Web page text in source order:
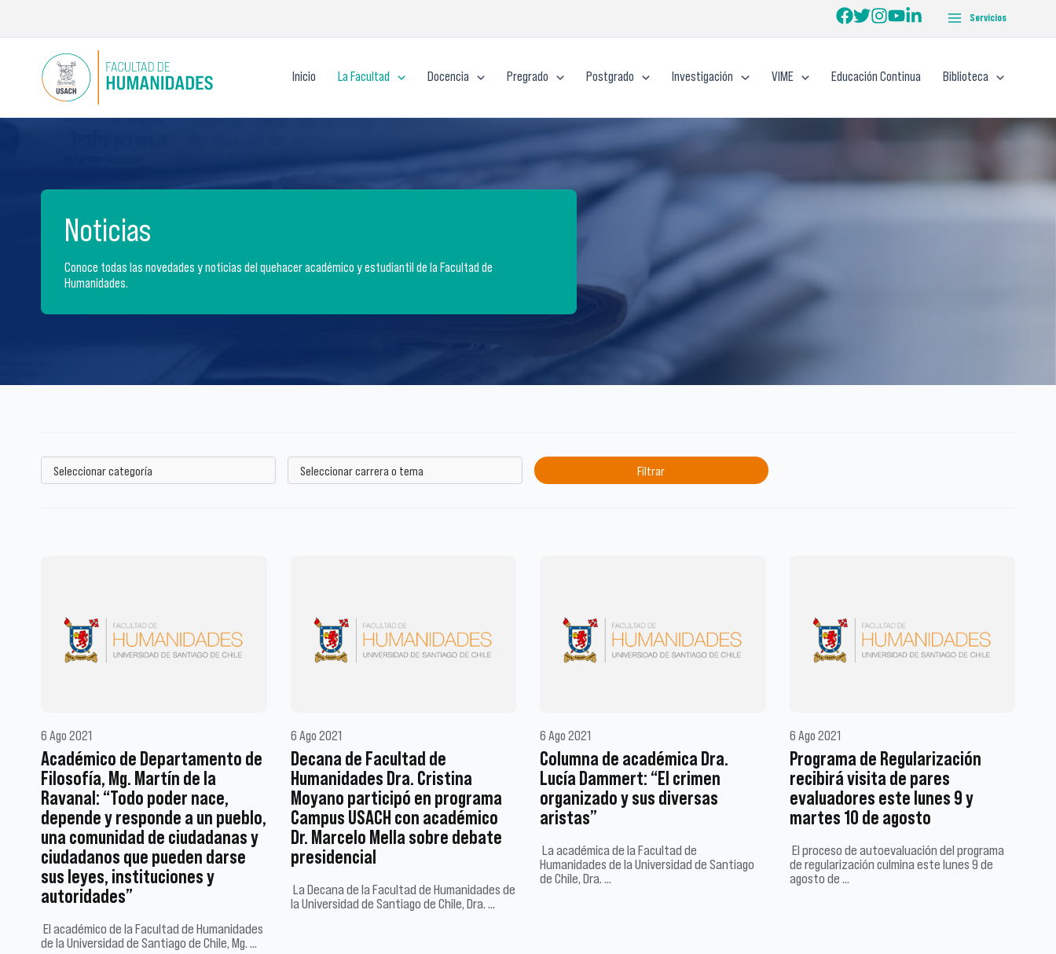
Servicios
Inicio La Facultad Docencia Pregrado Postgrado Investigación VIME Educación Continua Biblioteca
Noticias
Conoce todas las novedades y noticias del quehacer académico y estudiantil de la Facultad de
Humanidades.
6 Ago 2021
Académico de Departamento de
Filosofía, Mg. Martín de la
Ravanal: “Todo poder nace,
depende y responde a un pueblo,
una comunidad de ciudadanas y
ciudadanos que pueden darse
sus leyes, instituciones y
autoridades”
El académico de la Facultad de Humanidades
de la Universidad de Santiago de Chile, Mg. …
6 Ago 2021
Decana de Facultad de
Humanidades Dra. Cristina
Moyano participó en programa
Campus USACH con académico
Dr. Marcelo Mella sobre debate
presidencial
La Decana de la Facultad de Humanidades de
la Universidad de Santiago de Chile, Dra. …
6 Ago 2021
Columna de académica Dra.
Lucía Dammert: “El crimen
organizado y sus diversas
aristas”
La académica de la Facultad de
Humanidades de la Universidad de Santiago
de Chile, Dra. …
6 Ago 2021
Programa de Regularización
recibirá visita de pares
evaluadores este lunes 9 y
martes 10 de agosto
El proceso de autoevaluación del programa
de regularización culmina este lunes 9 de
agosto de …